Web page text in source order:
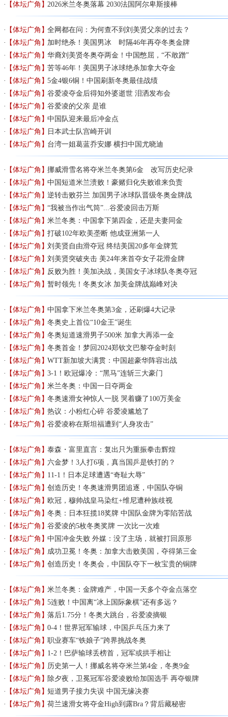
【体坛广角】2026米兰冬奥落幕 2030法国阿尔卑斯接棒
【体坛广角】全网都在问：为何查不到刘美贤父亲的过去？
【体坛广角】加时绝杀！美国男冰 时隔46年再夺冬奥金牌
【体坛广角】华裔刘美贤冬奥夺两金！中国憋屈，“不敢蹭”
【体坛广角】苦等46年！美国男子冰球绝杀加拿大夺金
【体坛广角】5金4银6铜！中国刷新冬奥最佳战绩
【体坛广角】谷爱凌夺金后得知外婆逝世 泪洒发布会
【体坛广角】谷爱凌的父亲 是谁
【体坛广角】中国队迎来最后冲金点
【体坛广角】 日本武士队宫崎开训
【体坛广角】台湾一姐葛蓝乔安娜 横扫中国尤晓迪
【体坛广角】挪威滑雪名将夺米兰冬奥第6金 改写历史纪录
【体坛广角】中国短道米兰溃败！豪赌归化失败谁来负责
【体坛广角】逆转击败芬兰 加国男子冰球队晋级冬奥金牌战
【体坛广角】“我被当作出气筒”...谷爱凌回击万斯
【体坛广角】米兰冬奥：中国拿下第四金，还是夫妻同金
【体坛广角】打破102年欧美垄断 他成亚洲第一人
【体坛广角】刘美贤自由滑夺冠 终结美国20多年金牌荒
【体坛广角】刘美贤突破夹击 美24年来首夺女子花滑金牌
【体坛广角】反败为胜！美加决战，美国女子冰球队冬奥夺冠
【体坛广角】暂时领先！冬奥女冰 加美金牌战巅峰对决
【体坛广角】中国拿下米兰冬奥第3金，还刷爆4大记录
【体坛广角】冬奥史上首位“10金王”诞生
【体坛广角】冬奥短道速滑男子500米 加拿大再添一金
【体坛广角】冬奥首金！梦回2024郑钦文巴黎夺金时刻
【体坛广角】WTT新加坡大满贯：中国超豪华阵容出战
【体坛广角】3-1！欧冠爆冷：“黑马”连斩三大豪门
【体坛广角】米兰冬奥：中国一日夺两金
【体坛广角】冬奥速滑女神惊人一脱 哭着赚了100万美金
【体坛广角】热议：小粉红心碎 谷爱凌尴尬了
【体坛广角】谷爱凌称在斯坦福遭到“人身攻击”
【体坛广角】泰森・富里直言：复出只为重振拳击辉煌
【体坛广角】六金梦！3人打6项，真当国乒是铁打的？
【体坛广角】11-1！日本足球遭遇“奇耻大辱”
【体坛广角】创造历史！冬奥速滑男团追逐，中国队夺铜
【体坛广角】欧冠，穆帅战皇马染红+维尼遭种族歧视
【体坛广角】冬奥：日本狂揽18奖牌 中国队金牌为零陷苦战
【体坛广角】谷爱凌的5枚冬奥奖牌 一次比一次难
【体坛广角】中国冲金失败 外媒：没了主场，就被打回原形
【体坛广角】成功卫冕！冬奥：加拿大击败美国，夺得第三金
【体坛广角】创造历史！冬奥会，中国队夺下一枚宝贵的铜牌
【体坛广角】米兰冬奥：金牌难产，中国一天多个夺金点落空
【体坛广角】5连败！中国离“冰上国际象棋”还有多远？
【体坛广角】落后1.75分！冬奥大跳台，谷爱凌摘银
【体坛广角】0-4！世界冠军输球，中国乒乓压力来了
【体坛广角】职业赛车“铁娘子”跨界挑战冬奥
【体坛广角】1-2！巴萨输球丢榜首，冠军或拱手相让
【体坛广角】历史第一人！挪威名将夺米兰第4金，冬奥9金
【体坛广角】 除夕夜，卫冕冠军谷爱凌败给加国选手 再夺银牌
【体坛广角】短道男子接力失误 中国无缘决赛
【体坛广角】荷兰速滑女将夺金High到露Bra？背后藏秘密